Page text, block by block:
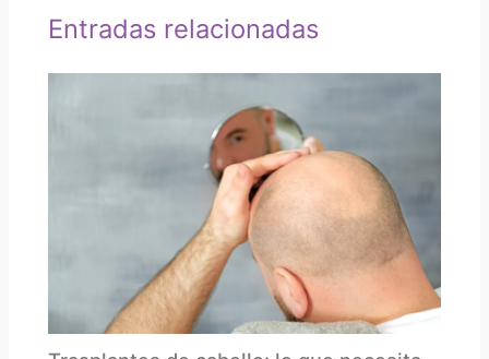
Entradas relacionadas